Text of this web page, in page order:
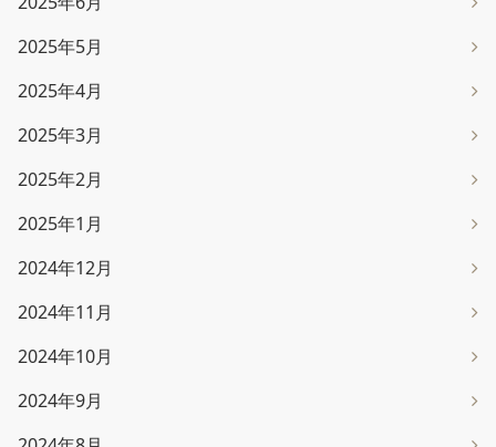
2025年5月
2025年4月
2025年3月
2025年2月
2025年1月
2024年12月
2024年11月
2024年10月
2024年9月